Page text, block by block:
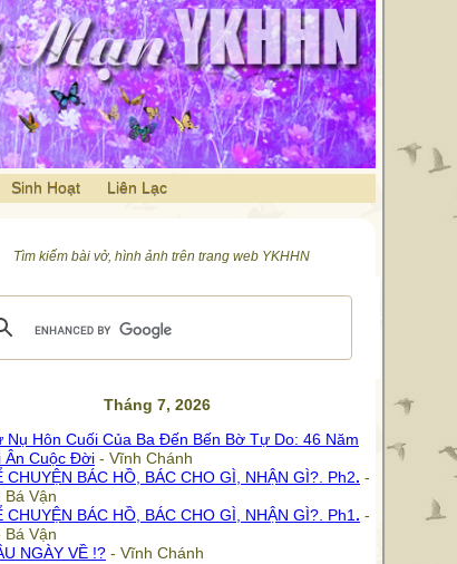
Sinh Hoạt Liên Lạc
Tìm kiếm bài vở, hình ảnh trên trang web YKHHN
Tháng 7, 2026
Nụ Hôn Cuối Của Ba Đến Bến Bờ Tự Do: 46 Năm
Ân Cuộc Đời- Vĩnh Chánh
CHUYỆN BÁC HỒ, BÁC CHO GÌ, NHẬN GÌ?. Ph2. -
Bá Vận
CHUYỆN BÁC HỒ, BÁC CHO GÌ, NHẬN GÌ?. Ph1. -
Bá Vận
NGÀY VỀ !?- Vĩnh Chánh